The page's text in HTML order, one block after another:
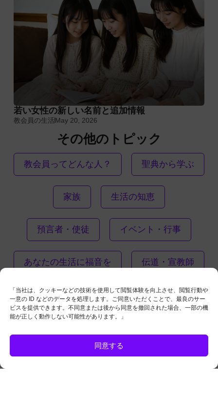
「当社は、クッキーなどの技術を使用して閲覧体験を向上させ、閲覧行動や
一意の ID などのデータを処理します。ご同意いただくことで、最良のサー
ビスを提供できます。不同意または後から同意を撤回された場合、一部の機
能が正しく動作しない可能性があります。」
同意する
若い女性の新しい名前と追加情報
教会員の生活May 20, 2026
その他のトピック
教会員ってどんな人？ 聖典から学ぶ
家族 生活の知恵
預言者・使徒 イベント・行事
あなたの生活に福音を 伝道・宣教師
ご質問があり
お問い合わせ